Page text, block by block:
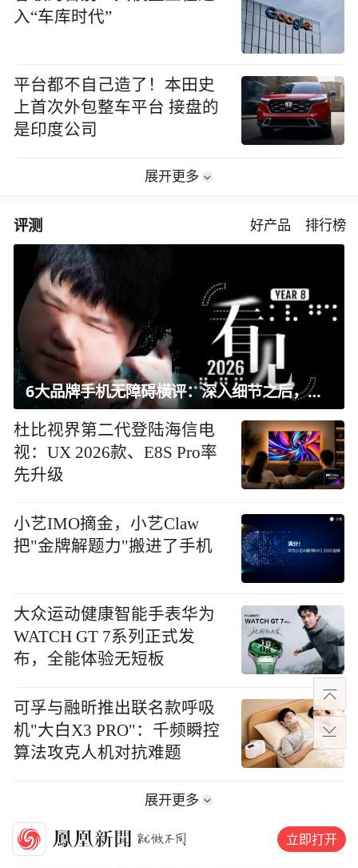
入“车库时代”
平台都不自己造了！本田史
上首次外包整车平台 接盘的
是印度公司
展开更多
评测 好产品 排行榜
6大品牌手机无障碍横评：深入细节之后，似乎只有苹果能挺住？｜ 看见2026
杜比视界第二代登陆海信电
视：UX 2026款、E8S Pro率
先升级
小艺IMO摘金，小艺Claw
把"金牌解题力"搬进了手机
大众运动健康智能手表华为
WATCH GT 7系列正式发
布，全能体验无短板
可孚与融昕推出联名款呼吸
机"大白X3 PRO"：千频瞬控
算法攻克人机对抗难题
展开更多
历史 趣史 军史
立即打开